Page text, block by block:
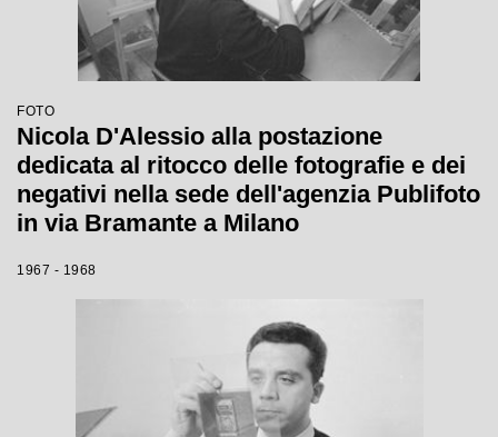
FOTO
Nicola D'Alessio alla postazione
dedicata al ritocco delle fotografie e dei
negativi nella sede dell'agenzia Publifoto
in via Bramante a Milano
1967 - 1968